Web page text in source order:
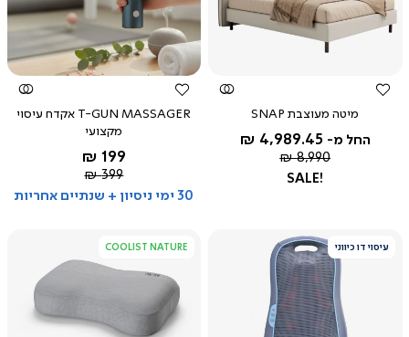
צפייה
מהירה
מיטה מעוצבת SNAP
החל מ- 4,989.45 ₪
מחיר
רגיל
8,990 ₪
SALE!
צפייה
מהירה
T-GUN MASSAGER אקדח עיסוי
מקצועי
החל מ-
199 ₪
מחיר
רגיל
399 ₪
30 ימי ניסיון + שנתיים אחריות
אפור
עיסוי דו כיווני
צפייה
COOLIST NATURE
צפייה